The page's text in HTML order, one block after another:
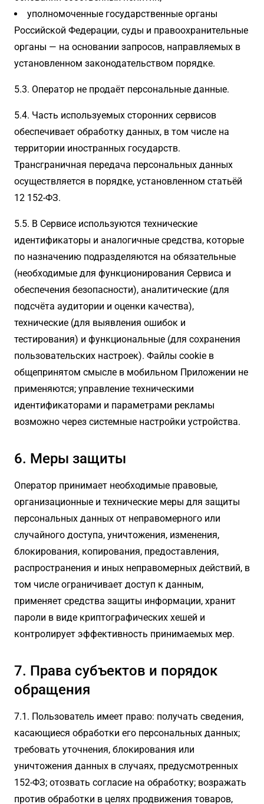
уполномоченные государственные органы
Российской Федерации, суды и правоохранительные
органы — на основании запросов, направляемых в
установленном законодательством порядке.
5.3. Оператор не продаёт персональные данные.
5.4. Часть используемых сторонних сервисов
обеспечивает обработку данных, в том числе на
территории иностранных государств.
Трансграничная передача персональных данных
осуществляется в порядке, установленном статьёй
12 152-ФЗ.
5.5. В Сервисе используются технические
идентификаторы и аналогичные средства, которые
по назначению подразделяются на обязательные
(необходимые для функционирования Сервиса и
обеспечения безопасности), аналитические (для
подсчёта аудитории и оценки качества),
технические (для выявления ошибок и
тестирования) и функциональные (для сохранения
пользовательских настроек). Файлы cookie в
общепринятом смысле в мобильном Приложении не
применяются; управление техническими
идентификаторами и параметрами рекламы
возможно через системные настройки устройства.
6. Меры защиты
Оператор принимает необходимые правовые,
организационные и технические меры для защиты
персональных данных от неправомерного или
случайного доступа, уничтожения, изменения,
блокирования, копирования, предоставления,
распространения и иных неправомерных действий, в
том числе ограничивает доступ к данным,
применяет средства защиты информации, хранит
пароли в виде криптографических хешей и
контролирует эффективность принимаемых мер.
7. Права субъектов и порядок
обращения
7.1. Пользователь имеет право: получать сведения,
касающиеся обработки его персональных данных;
требовать уточнения, блокирования или
уничтожения данных в случаях, предусмотренных
152-ФЗ; отозвать согласие на обработку; возражать
против обработки в целях продвижения товаров,